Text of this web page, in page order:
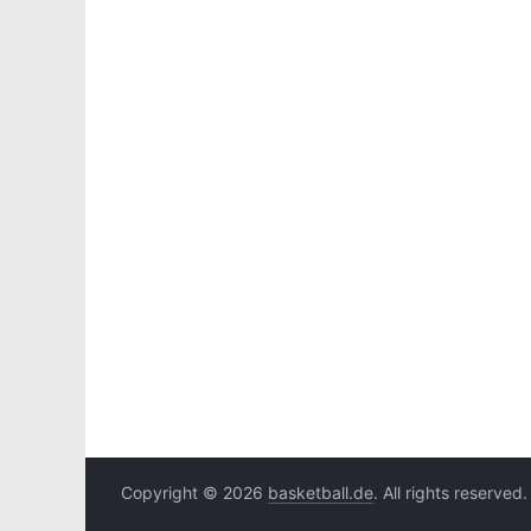
Copyright © 2026 basketball.de. All rights reserved.